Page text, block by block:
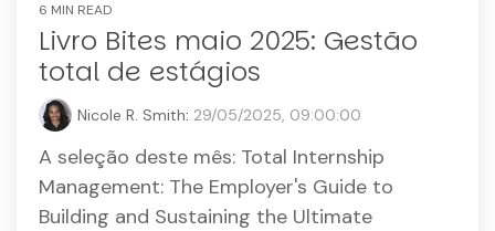
6 MIN READ
Livro Bites maio 2025: Gestão
total de estágios
Nicole R. Smith: 29/05/2025, 09:00:00
A seleção deste mês: Total Internship
Management: The Employer's Guide to
Building and Sustaining the Ultimate